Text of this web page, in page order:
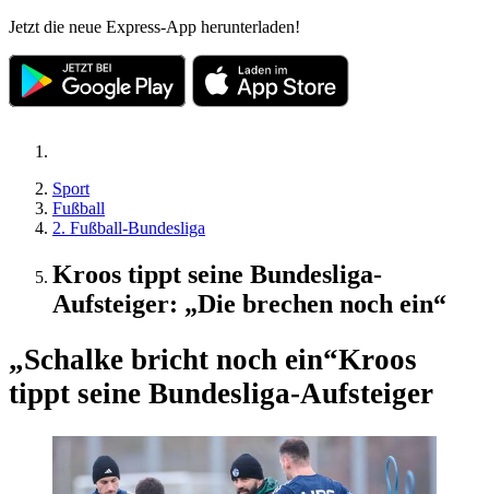
Jetzt die neue Express-App herunterladen!
Sport
Fußball
2. Fußball-Bundesliga
Kroos tippt seine Bundesliga-
Aufsteiger: „Die brechen noch ein“
„Schalke bricht noch ein“Kroos
tippt seine Bundesliga-Aufsteiger